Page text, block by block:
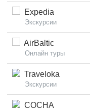
Expedia
Экскурсии
AirBaltic
Онлайн туры
Traveloka
Экскурсии
COCHA